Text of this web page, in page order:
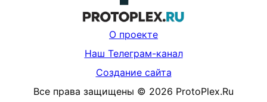
О проекте
Наш Телеграм-канал
Создание сайта
Все права защищены © 2026 ProtoPlex.Ru